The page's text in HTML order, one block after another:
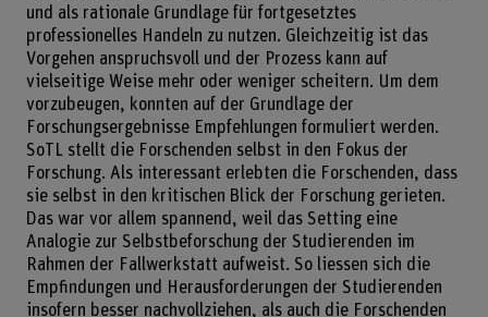
und als rationale Grundlage für fortgesetztes
professionelles Handeln zu nutzen. Gleichzeitig ist das
Vorgehen anspruchsvoll und der Prozess kann auf
vielseitige Weise mehr oder weniger scheitern. Um dem
vorzubeugen, konnten auf der Grundlage der
Forschungsergebnisse Empfehlungen formuliert werden.
SoTL stellt die Forschenden selbst in den Fokus der
Forschung. Als interessant erlebten die Forschenden, dass
sie selbst in den kritischen Blick der Forschung gerieten.
Das war vor allem spannend, weil das Setting eine
Analogie zur Selbstbeforschung der Studierenden im
Rahmen der Fallwerkstatt aufweist. So liessen sich die
Empfindungen und Herausforderungen der Studierenden
insofern besser nachvollziehen, als auch die Forschenden